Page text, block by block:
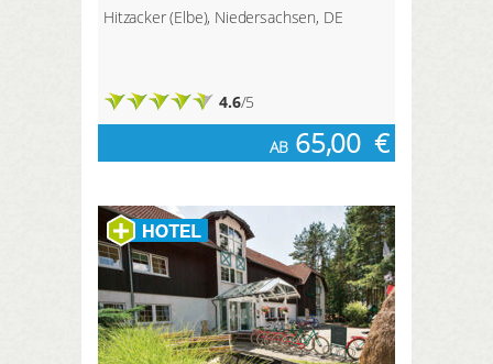
Hitzacker (Elbe), Niedersachsen, DE
4.6/5
AB 65,00 €